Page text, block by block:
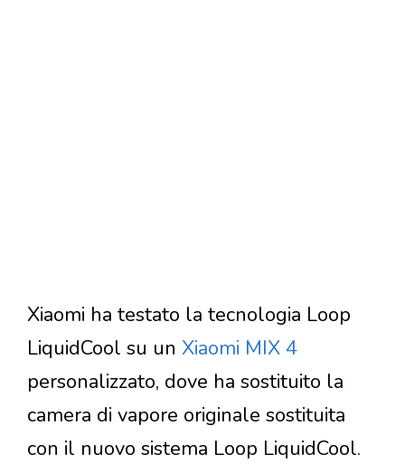
Xiaomi ha testato la tecnologia Loop
LiquidCool su un Xiaomi MIX 4
personalizzato, dove ha sostituito la
camera di vapore originale sostituita
con il nuovo sistema Loop LiquidCool.